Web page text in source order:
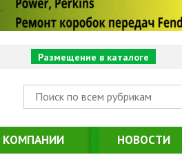
Размещение в каталоге
КОМПАНИИ НОВОСТИ